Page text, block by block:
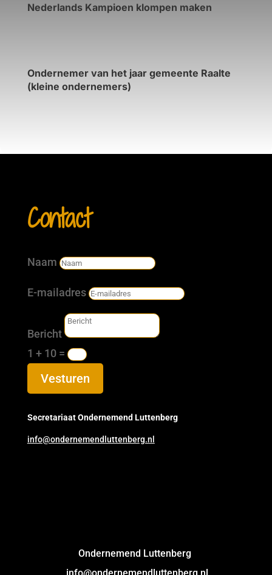
Nederlands Kampioen klompen maken
Ondernemer van het jaar gemeente Raalte
(kleine ondernemers)
Contact
Naam
E-mailadres
Bericht
1 + 10=
Vesturen
Secretariaat Ondernemend Luttenberg
info@ondernemendluttenberg.nl
Ondernemend Luttenberg